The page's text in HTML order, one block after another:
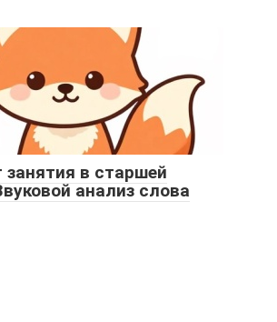
занятия в старшей
анализ слова